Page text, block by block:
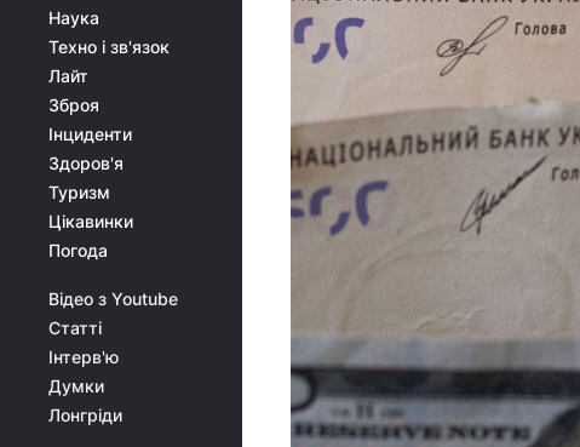
Наука
Техно і зв'язок
Лайт
Зброя
Інциденти
Здоров'я
Туризм
Цікавинки
Погода
Відео з Youtube
Статті
Інтерв'ю
Думки
Лонгріди